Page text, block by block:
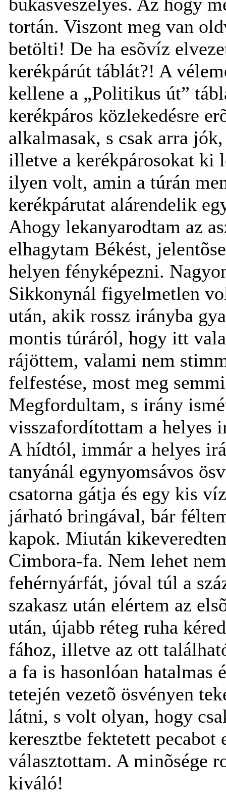
tortán. Viszont meg van
betölti! De ha esõvíz
kerékpárút táblát?! A
kellene a „Politikus út”
kerékpáros közlekedésre
alkalmasak, s csak arra
illetve a kerékpárosokat ki
ilyen volt, amin a túrán
kerékpárutat alárendelik
Ahogy lekanyarodtam az
elhagytam Békést,
helyen fényképezni.
Sikkonynál figyelmetlen
után, akik rossz irányba
montis túráról, hogy itt
rájöttem, valami nem
felfestése, most meg
Megfordultam, s irány
visszafordítottam a helyes
A hídtól, immár a helyes
tanyánál egynyomsávos
csatorna gátja és egy kis
járható bringával, bár
kapok. Miután
Cimbora-fa. Nem lehet
fehérnyárfát, jóval túl a
szakasz után elértem az
után, újabb réteg ruha
fához, illetve az ott
a fa is hasonlóan hatalmas
tetején vezetõ ösvényen
látni, s volt olyan, hogy
keresztbe fektetett
választottam. A minõsége
kiváló!